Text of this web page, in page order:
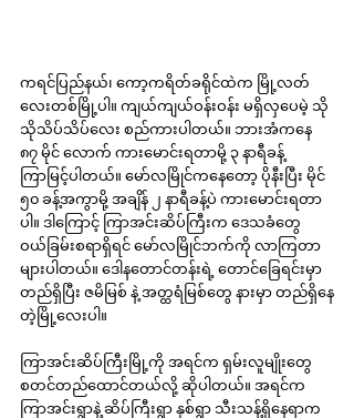
ကရင်ပြည်နယ်၊ ကော့ကရိတ်ခရိုင်ထဲက မြို့လတ်
လေးတစ်မြို့ပါ။ ကျယ်ကျယ်ဝန်းဝန်း မရှိလှပေမဲ့ သို
သိုသိပ်သိပ်လေး စည်ကားပါတယ်။ ဘားအံကနေ
၈၇ မိုင် လောက် ကားမောင်းရတာမို့ ၃ နာရီခန့်
ကြာမြင့်ပါတယ်။ မော်လမြိုင်ကနေတော့ ပိုနီးပြီး မိုင်
၅၀ ခန့်အကွာမို့ အချိန် ၂ နာရီခန့်ပဲ ကားမောင်းရတာ
ပါ။ ဒါကြောင့် ကြာအင်းဆိပ်ကြီးက ဒေသခံတွေ
ဝယ်ခြမ်းစရာရှိရင် မော်လမြိုင်ဘက်ကို လာကြတာ
များပါတယ်။ ဒေါနတောင်တန်းရဲ့ တောင်ခြေရင်းမှာ
တည်ရှိပြီး ဇမိမြစ် နဲ့ အတ္ထရံမြစ်တွေ နားမှာ တည်ရှိနေ
တဲ့မြို့လေးပါ။
ကြာအင်းဆိပ်ကြီးမြို့ကို အရင်က ရှမ်းလူမျိုးတွေ
စတင်တည်ထောင်တယ်လို့ ဆိုပါတယ်။ အရင်က
ကြာအင်းရွာနဲ့ ဆိပ်ကြီးရွာ နှစ်ရွာ သီးသန့်ရှိနေရာက